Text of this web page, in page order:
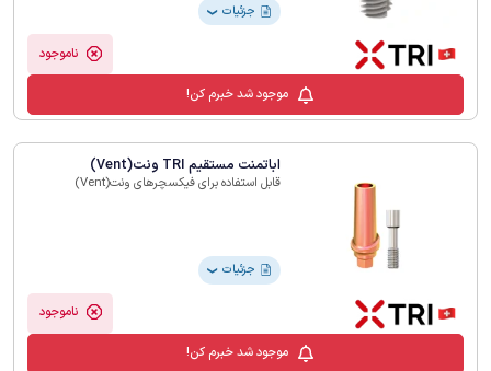
جزئیات ❯
ناموجود
موجود شد خبرم کن!
اباتمنت مستقیم TRI ونت(Vent)
قابل استفاده برای فیکسچرهای ونت(Vent)
جزئیات ❯
ناموجود
موجود شد خبرم کن!